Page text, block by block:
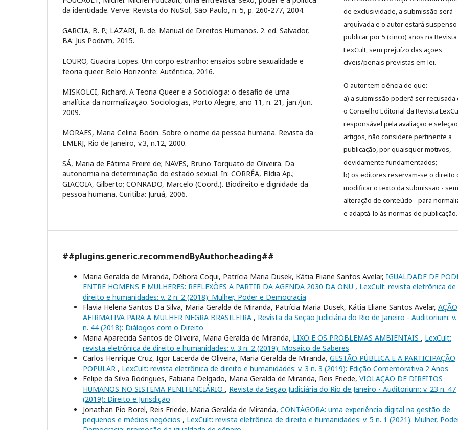
da identidade. Verve: Revista do NuSol, São Paulo, n. 5, p. 260-277, 2004.
GARCIA, B. P.; LAZARI, R. de. Manual de Direitos Humanos. 2. ed. Salvador,
BA: Jus Podivm, 2015.
LOURO, Guacira Lopes. Um corpo estranho: ensaios sobre sexualidade e
teoria queer. Belo Horizonte: Autêntica, 2016.
MISKOLCI, Richard. A Teoria Queer e a Sociologia: o desafio de uma
analítica da normalização. Sociologias, Porto Alegre, ano 11, n. 21, jan./jun.
2009.
MORAES, Maria Celina Bodin. Sobre o nome da pessoa humana. Revista da
EMERJ, Rio de Janeiro, v.3, n.12, 2000.
SÁ, Maria de Fátima Freire de; NAVES, Bruno Torquato de Oliveira. Da
autonomia na determinação do estado sexual. In: CORRÊA, Elídia Ap.;
GIACOIA, Gilberto; CONRADO, Marcelo (Coord.). Biodireito e dignidade da
pessoa humana. Curitiba: Juruá, 2006.
de exclusividade, a submissão será
arquivada e o autor estará
publicar por 5 (cinco) anos na Revista
LexCult, sem prejuízo das ações
cíveis/penais previstas em lei.
O autor tem ciência de que:
a) a submissão poderá ser recusada
o Conselho Editorial da Revista
responsável pela avaliação e
artigos, não considere pertinente a
publicação, por quaisquer motivos,
devidamente fundamentados;
b) os editores reservam-se o direito
modificar o texto da submissão - sem
alteração de conteúdo - para
e adaptá-lo às normas de publicação.
##plugins.generic.recommendByAuthor.heading##
Maria Geralda de Miranda, Débora Coqui, Patrícia Maria Dusek, Kátia Eliane Santos Avelar, IGUALDADE DE
ENTRE HOMENS E MULHERES: REFLEXÕES A PARTIR DA AGENDA 2030 DA ONU , LexCult: revista eletrônica de
direito e humanidades: v. 2 n. 2 (2018): Mulher, Poder e Democracia
Flavia Helena Santos Da Silva, Maria Geralda de Miranda, Patrícia Maria Dusek, Kátia Eliane Santos Avelar, AÇÃO
AFIRMATIVA PARA A MULHER NEGRA BRASILEIRA , Revista da Seção Judiciária do Rio de Janeiro - Auditorium:
n. 44 (2018): Diálogos com o Direito
Maria Aparecida Santos de Oliveira, Maria Geralda de Miranda, LIXO E OS PROBLEMAS AMBIENTAIS , LexCult:
revista eletrônica de direito e humanidades: v. 3 n. 2 (2019): Mosaico de Saberes
Carlos Henrique Cruz, Igor Lacerda de Oliveira, Maria Geralda de Miranda, GESTÃO PÚBLICA E A PARTICIPAÇÃO
POPULAR , LexCult: revista eletrônica de direito e humanidades: v. 3 n. 3 (2019): Edição Comemorativa 2 Anos
Felipe da Silva Rodrigues, Fabiana Delgado, Maria Geralda de Miranda, Reis Friede, VIOLAÇÃO DE DIREITOS
HUMANOS NO SISTEMA PENITENCIÁRIO , Revista da Seção Judiciária do Rio de Janeiro - Auditorium: v. 23 n. 47
(2019): Direito e Jurisdição
Jonathan Pio Borel, Reis Friede, Maria Geralda de Miranda, CONTÁGORA: uma experiência digital na gestão de
pequenos e médios negócios , LexCult: revista eletrônica de direito e humanidades: v. 5 n. 1 (2021): Mulher,